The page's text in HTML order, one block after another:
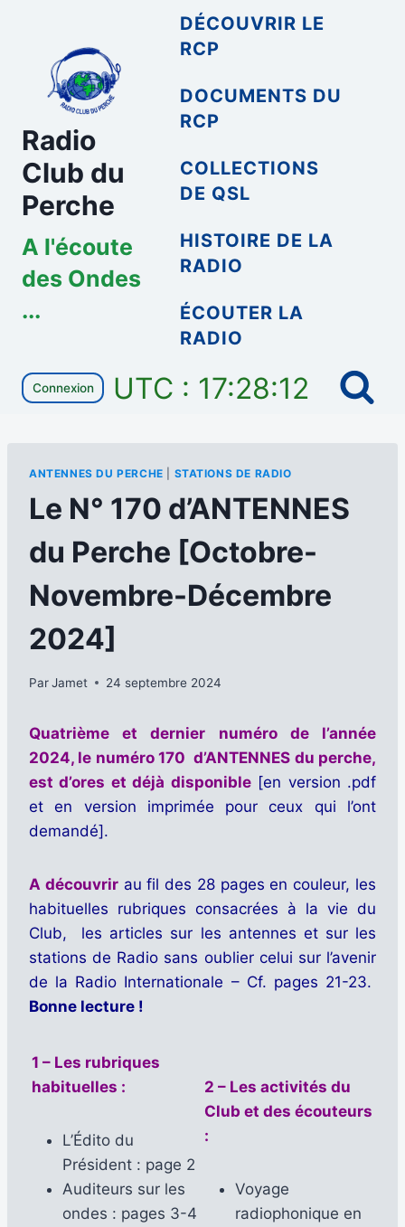
contenu
Radio
Club du
Perche
A l'écoute
des Ondes
...
DÉCOUVRIR LE
RCP
DOCUMENTS DU
RCP
COLLECTIONS
DE QSL
HISTOIRE DE LA
RADIO
ÉCOUTER LA
RADIO
Connexion UTC : 17:28:13
ANTENNES DU PERCHE STATIONS DE RADIO
Le N° 170 d’ANTENNES
du Perche [Octobre-
Novembre-Décembre
2024]
ParJamet 24 septembre 2024
Quatrième et dernier numéro de l’année
2024, le numéro 170 d’ANTENNES du perche,
est d’ores et déjà disponible[en version .pdf
et en version imprimée pour ceux qui l’ont
demandé].
A découvrirau fil des 28 pages en couleur, les
habituelles rubriques consacrées à la vie du
Club, les articles sur les antennes et sur les
stations de Radio sans oublier celui sur l’avenir
de la Radio Internationale – Cf. pages 21-23.
Bonne lecture !
1 – Les rubriques
habituelles :
L’Édito du
Président : page 2
Auditeurs sur les
ondes : pages 3-4
2 – Les activités du
Club et des écouteurs
:
Voyage
radiophonique en